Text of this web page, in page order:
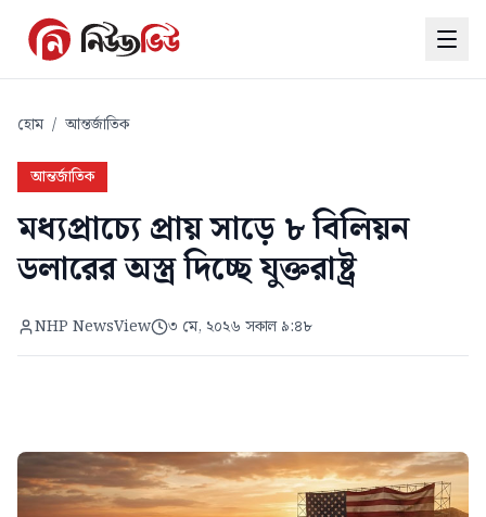
হোম / আন্তর্জাতিক
আন্তর্জাতিক
মধ্যপ্রাচ্যে প্রায় সাড়ে ৮ বিলিয়ন
ডলারের অস্ত্র দিচ্ছে যুক্তরাষ্ট্র
NHP NewsView ৩ মে, ২০২৬ সকাল ৯:৪৮